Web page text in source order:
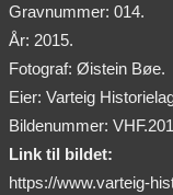
Gravnummer: 014.
År: 2015.
Fotograf: Øistein Bøe.
Eier: Varteig
Bildenummer:
Link til bildet:
https://www.varteig-